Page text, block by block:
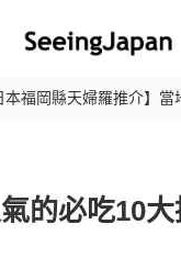
本福岡縣天婦羅推介】
的必吃10